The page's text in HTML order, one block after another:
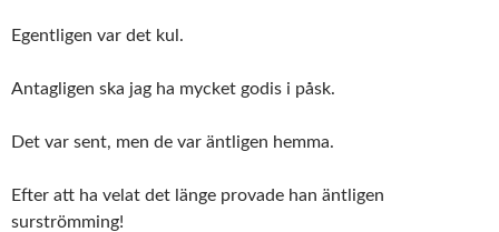
Egentligen var det kul.
Antagligen ska jag ha mycket godis i påsk.
Det var sent, men de var äntligen hemma.
Efter att ha velat det länge provade han äntligen
surströmming!